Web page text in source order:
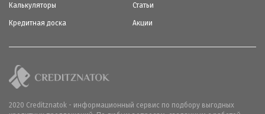
Калькуляторы
Кредитная доска
Статьи
Акции
2020 Creditznatok - информационный сервис по подбору выгодных